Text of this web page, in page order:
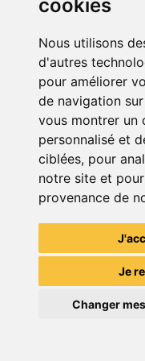
cookies
Nous utilisons
d'autres
pour améliorer
de navigation
vous montrer un
personnalisé et
ciblées, pour
notre site et
provenance de
Je
Changer
8.90 €
TheGamingR83
Télécharge notre